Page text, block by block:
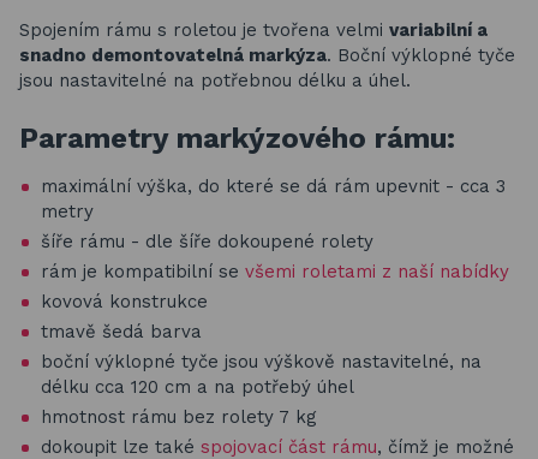
Spojením rámu s roletou je tvořena velmi variabilní a
snadno demontovatelná markýza. Boční výklopné tyče
jsou nastavitelné na potřebnou délku a úhel.
Parametry markýzového rámu:
maximální výška, do které se dá rám upevnit - cca 3
metry
šíře rámu - dle šíře dokoupené rolety
rám je kompatibilní se všemi roletami z naší nabídky
kovová konstrukce
tmavě šedá barva
boční výklopné tyče jsou výškově nastavitelné, na
délku cca 120 cm a na potřebý úhel
hmotnost rámu bez rolety 7 kg
dokoupit lze také spojovací část rámu, čímž je možné